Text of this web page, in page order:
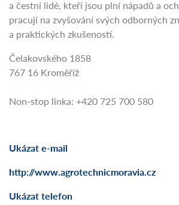
a čestní lidé, kteří jsou plní nápadů a
pracují na zvyšování svých odborných
a praktických zkušeností.
Čelakovského 1858
767 16 Kroměříž
Non-stop linka: +420 725 700 580
Ukázat e-mail
http://www.agrotechnicmoravia.cz
Ukázat telefon